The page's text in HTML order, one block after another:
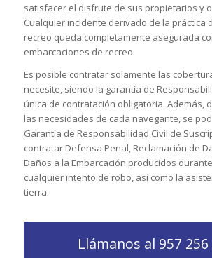
satisfacer el disfrute de sus propietarios y
Cualquier incidente derivado de la práctica
recreo queda completamente asegurada
embarcaciones de recreo.
Es posible contratar solamente las
necesite, siendo la garantía de
única de contratación obligatoria. Además,
las necesidades de cada navegante, se
Garantía de Responsabilidad Civil de
contratar Defensa Penal, Reclamación de
Daños a la Embarcación producidos
cualquier intento de robo, así como la
tierra.
Llámanos al 957 256